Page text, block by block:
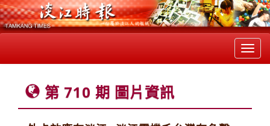
第 710 期 圖片資訊